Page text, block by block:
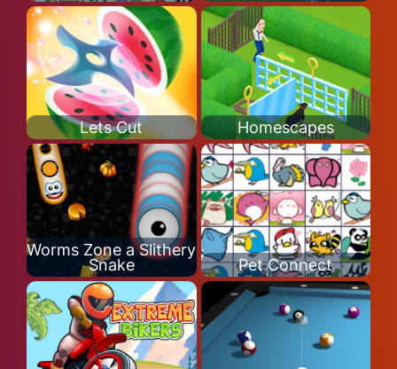
Lets Cut Homescapes
Worms Zone a Slithery
Snake
Pet Connect